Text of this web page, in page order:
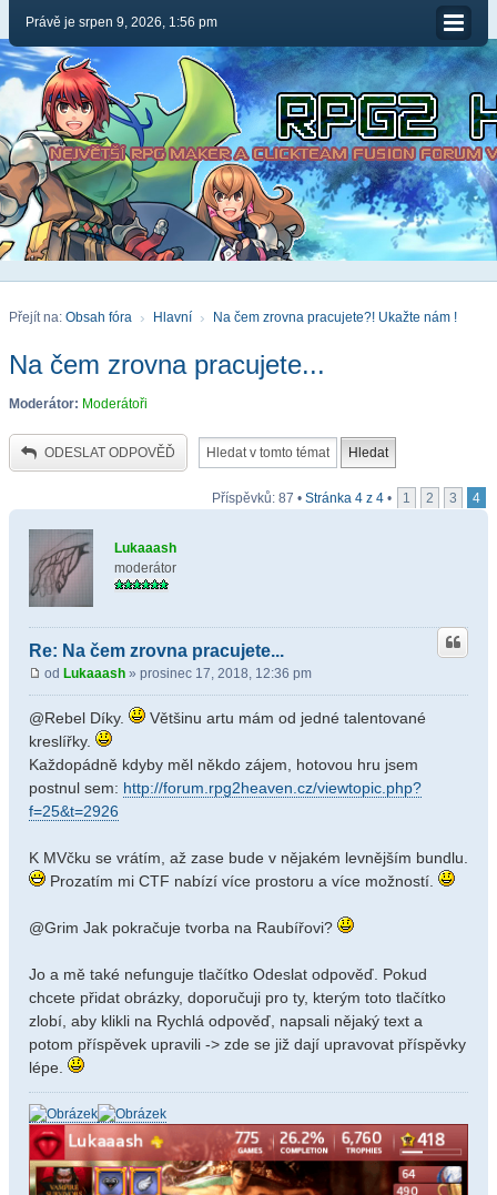
Právě je srpen 9, 2026, 1:56 pm
Přejít na: Obsah fóra Hlavní Na čem zrovna pracujete?! Ukažte nám !
Na čem zrovna pracujete...
Moderátor: Moderátoři
ODESLAT ODPOVĚĎ
Příspěvků: 87 • Stránka 4 z 4 • 1 2 3 4
Lukaaash
moderátor
Re: Na čem zrovna pracujete...
od Lukaaash » prosinec 17, 2018, 12:36 pm
@Rebel Díky.
Většinu artu mám od jedné talentované
kreslířky.
Každopádně kdyby měl někdo zájem, hotovou hru jsem
postnul sem: http://forum.rpg2heaven.cz/viewtopic.php?
f=25&t=2926
K MVčku se vrátím, až zase bude v nějakém levnějším bundlu.
Prozatím mi CTF nabízí více prostoru a více možností.
@Grim Jak pokračuje tvorba na Raubířovi?
Jo a mě také nefunguje tlačítko Odeslat odpověď. Pokud
chcete přidat obrázky, doporučuji pro ty, kterým toto tlačítko
zlobí, aby klikli na Rychlá odpověď, napsali nějaký text a
potom příspěvek upravili -> zde se již dají upravovat příspěvky
lépe.